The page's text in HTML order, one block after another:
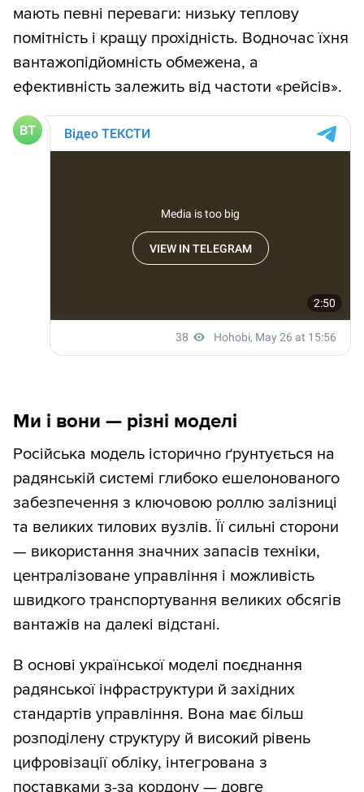
мають певні переваги: низьку теплову
помітність і кращу прохідність. Водночас їхня
вантажопідйомність обмежена, а
ефективність залежить від частоти «рейсів».
Ми і вони — різні моделі
Російська модель історично ґрунтується на
радянській системі глибоко ешелонованого
забезпечення з ключовою роллю залізниці
та великих тилових вузлів. Її сильні сторони
— використання значних запасів техніки,
централізоване управління і можливість
швидкого транспортування великих обсягів
вантажів на далекі відстані.
В основі української моделі поєднання
радянської інфраструктури й західних
стандартів управління. Вона має більш
розподілену структуру й високий рівень
цифровізації обліку, інтегрована з
поставками з-за кордону — довге